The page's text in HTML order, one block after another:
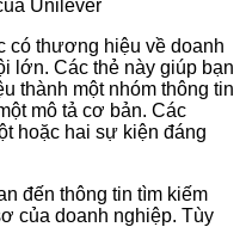
Unilever
có thương hiệu về doanh
lớn. Các thẻ này giúp bạn
thành một nhóm thông tin
mô tả cơ bản. Các
hoặc hai sự kiện đáng
đến thông tin tìm kiếm
của doanh nghiệp. Tùy